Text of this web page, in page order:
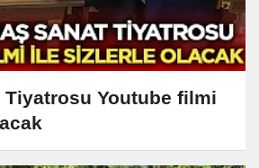
Tiyatrosu Youtube filmi